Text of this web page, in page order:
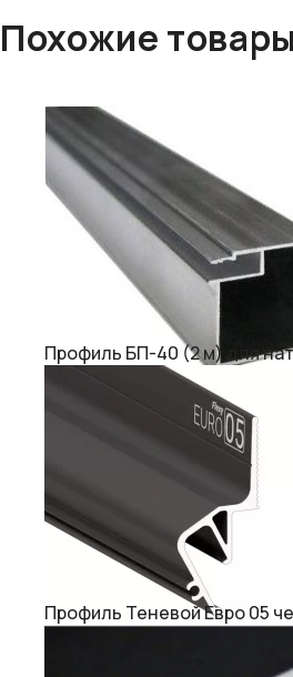
Похожие товары
Профиль БП-40 (2 м) для
Профиль Теневой Евро 05